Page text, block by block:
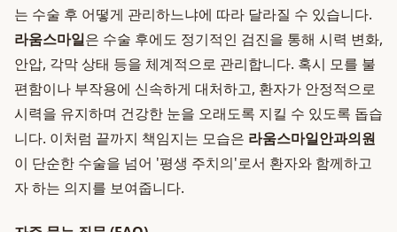
는 수술 후 어떻게 관리하느냐에 따라 달라질 수 있습니다.
라움스마일은 수술 후에도 정기적인 검진을 통해 시력 변화,
안압, 각막 상태 등을 체계적으로 관리합니다. 혹시 모를 불
편함이나 부작용에 신속하게 대처하고, 환자가 안정적으로
시력을 유지하며 건강한 눈을 오래도록 지킬 수 있도록 돕습
니다. 이처럼 끝까지 책임지는 모습은 라움스마일안과의원
이 단순한 수술을 넘어 '평생 주치의'로서 환자와 함께하고
자 하는 의지를 보여줍니다.